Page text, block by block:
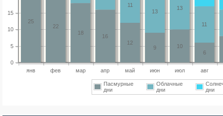
янв фев мар апр май июн июл авг
0
5
10
15
6
10
9
12
16
18
22
25
11
13
13
11
Пасмурные
дни
Облачные
дни
дни